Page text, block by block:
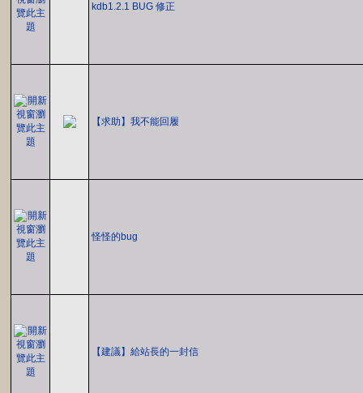
kdb1.2.1 BUG 修正
【求助】我不能回履
怪怪的bug
【建議】給站長的一封信